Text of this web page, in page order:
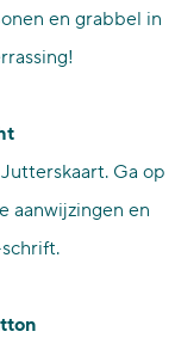
en grabbel in
Ga op
aanwijzingen en